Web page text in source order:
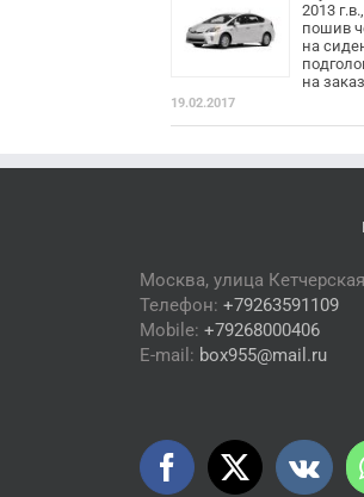
2013 г.в.,
пошив
на
на заказ
19.02.2017
Москва, улица
Телефон:+79263591109
Mobile:+79268000406
E-mail: box955@mail.ru